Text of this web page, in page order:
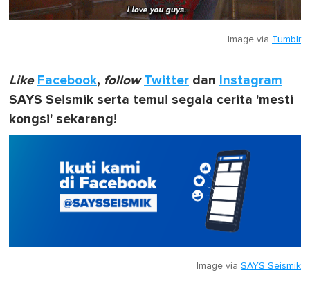
Image via Tumblr
Like Facebook, follow Twitter dan Instagram
SAYS Seismik serta temui segala cerita 'mesti
kongsi' sekarang!
Image via SAYS Seismik